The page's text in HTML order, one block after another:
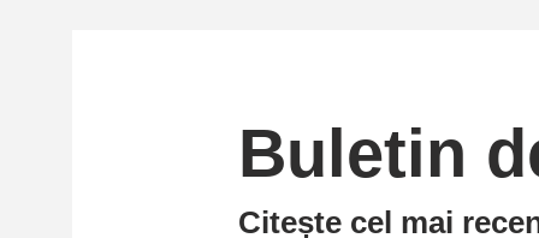
Buletin
Citește cel mai